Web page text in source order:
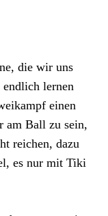
die wir uns
endlich lernen
einen
am Ball zu sein,
reichen, dazu
es nur mit Tiki